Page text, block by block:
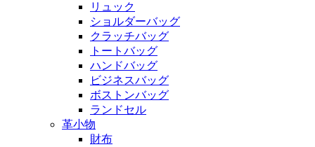
リュック
ショルダーバッグ
クラッチバッグ
トートバッグ
ハンドバッグ
ビジネスバッグ
ボストンバッグ
ランドセル
革小物
財布